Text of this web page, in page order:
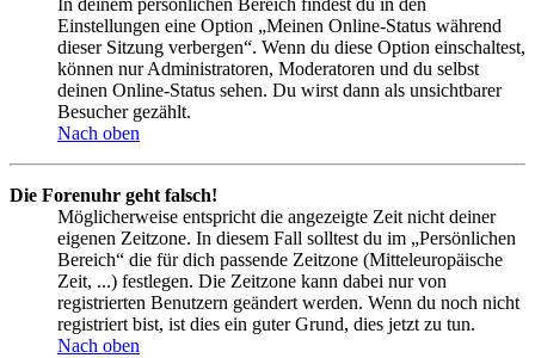
In deinem persönlichen Bereich findest du in den
Einstellungen eine Option „Meinen Online-Status während
dieser Sitzung verbergen“. Wenn du diese Option einschaltest,
können nur Administratoren, Moderatoren und du selbst
deinen Online-Status sehen. Du wirst dann als unsichtbarer
Besucher gezählt.
Nach oben
Die Forenuhr geht falsch!
Möglicherweise entspricht die angezeigte Zeit nicht deiner
eigenen Zeitzone. In diesem Fall solltest du im „Persönlichen
Bereich“ die für dich passende Zeitzone (Mitteleuropäische
Zeit, ...) festlegen. Die Zeitzone kann dabei nur von
registrierten Benutzern geändert werden. Wenn du noch nicht
registriert bist, ist dies ein guter Grund, dies jetzt zu tun.
Nach oben